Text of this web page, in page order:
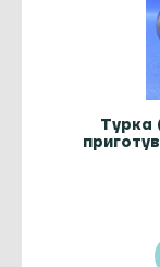
Турка